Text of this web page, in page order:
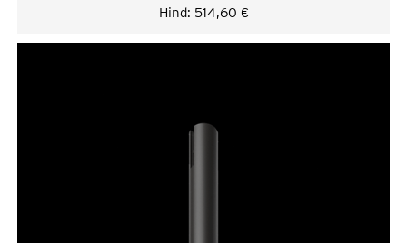
Hind: 514,60 €